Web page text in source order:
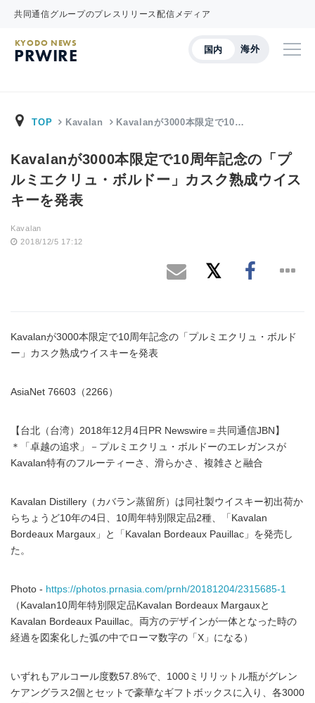
共同通信グループのプレスリリース配信メディア
国内 海外
KYODO NEWS
PRWIRE
TOP Kavalan Kavalanが3000本限定で10…
Kavalanが3000本限定で10周年記念の「プ
ルミエクリュ・ボルドー」カスク熟成ウイス
キーを発表
Kavalan
2018/12/5 17:12
Kavalanが3000本限定で10周年記念の「プルミエクリュ・ボルド
ー」カスク熟成ウイスキーを発表
AsiaNet 76603（2266）
【台北（台湾）2018年12月4日PR Newswire＝共同通信JBN】
＊「卓越の追求」－プルミエクリュ・ボルドーのエレガンスが
Kavalan特有のフルーティーさ、滑らかさ、複雑さと融合
Kavalan Distillery（カバラン蒸留所）は同社製ウイスキー初出荷か
らちょうど10年の4日、10周年特別限定品2種、「Kavalan
Bordeaux Margaux」と「Kavalan Bordeaux Pauillac」を発売し
た。
Photo - https://photos.prnasia.com/prnh/20181204/2315685-1
（Kavalan10周年特別限定品Kavalan Bordeaux Margauxと
Kavalan Bordeaux Pauillac。両方のデザインが一体となった時の
経過を図案化した弧の中でローマ数字の「X」になる）
いずれもアルコール度数57.8%で、1000ミリリットル瓶がグレン
ケアングラス2個とセットで豪華なギフトボックスに入り、各3000